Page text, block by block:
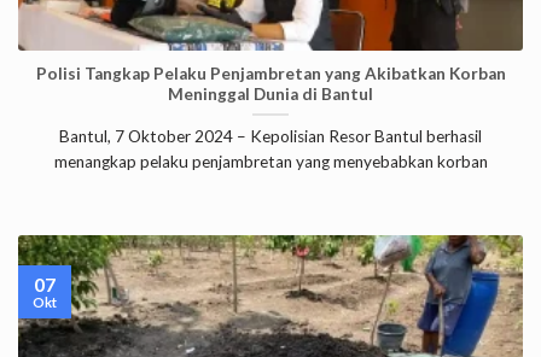
Polisi Tangkap Pelaku Penjambretan yang Akibatkan Korban
Meninggal Dunia di Bantul
Bantul, 7 Oktober 2024 – Kepolisian Resor Bantul berhasil
menangkap pelaku penjambretan yang menyebabkan korban
07
Okt